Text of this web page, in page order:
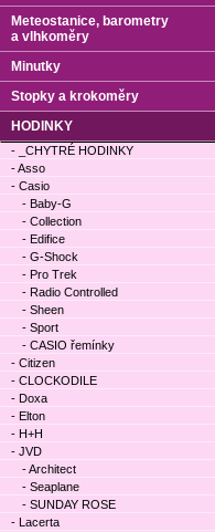
Meteostanice, barometry
a vlhkoměry
Minutky
Stopky a krokoměry
HODINKY
- _CHYTRÉ HODINKY
- Asso
- Casio
- Baby-G
- Collection
- Edifice
- G-Shock
- Pro Trek
- Radio Controlled
- Sheen
- Sport
- CASIO řemínky
- Citizen
- CLOCKODILE
- Doxa
- Elton
- H+H
- JVD
- Architect
- Seaplane
- SUNDAY ROSE
- Lacerta